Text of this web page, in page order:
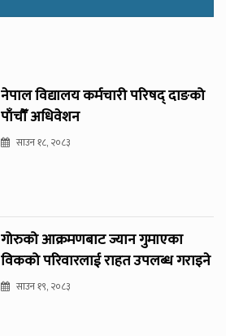
नेपाल विद्यालय कर्मचारी परिषद् दाङको
पाँचौँ अधिवेशन
साउन १८, २०८३
गोरुको आक्रमणबाट ज्यान गुमाएका
विकको परिवारलाई राहत उपलब्ध गराइने
साउन १९, २०८३